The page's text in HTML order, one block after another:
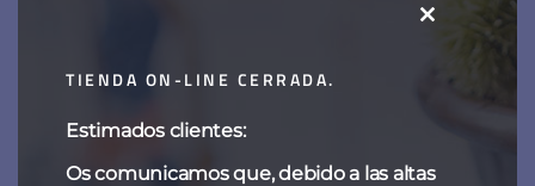
TIENDA ON-LINE CERRADA.
Estimados clientes:
Os comunicamos que, debido a las altas